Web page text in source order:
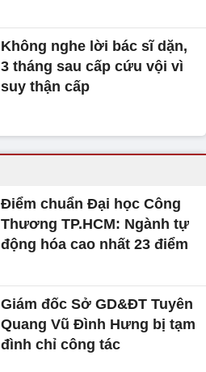
Không nghe lời bác sĩ dặn,
3 tháng sau cấp cứu vội vì
suy thận cấp
Điểm chuẩn Đại học Công
Thương TP.HCM: Ngành tự
động hóa cao nhất 23 điểm
Giám đốc Sở GD&ĐT Tuyên
Quang Vũ Đình Hưng bị tạm
đình chỉ công tác